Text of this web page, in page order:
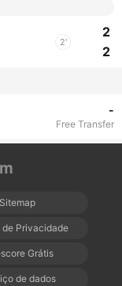
2'
2
2
-
Free Transfer
Sitemap
de Privacidade
Grátis
de dados